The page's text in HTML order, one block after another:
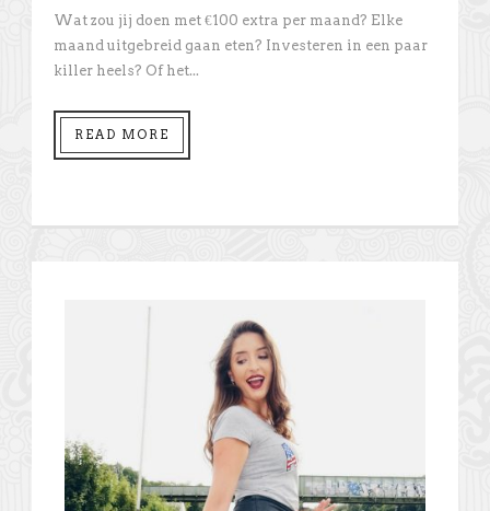
Wat zou jij doen met €100 extra per maand? Elke
maand uitgebreid gaan eten? Investeren in een paar
killer heels? Of het...
READ MORE